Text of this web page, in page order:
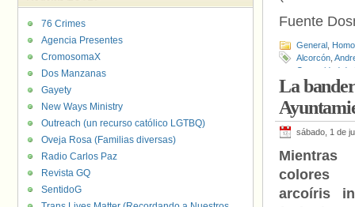
Fuente
General
Alcorcón
Comunidad de
de Odio
La
sábado, 1 de
arcoíris
76 Crimes
Agencia Presentes
CromosomaX
Dos Manzanas
Gayety
New Ways Ministry
Outreach (un recurso católico LGTBQ)
Oveja Rosa (Familias diversas)
Radio Carlos Paz
Revista GQ
SentidoG